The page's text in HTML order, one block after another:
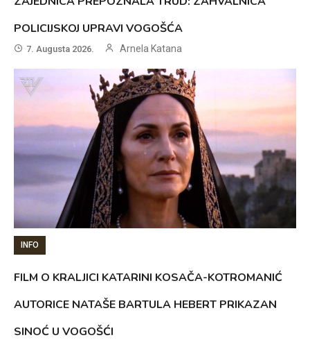
POLICIJSKOJ UPRAVI VOGOŠĆA
7. Augusta 2026. Arnela Katana
INFO
FILM O KRALJICI KATARINI KOSAČA-KOTROMANIĆ
AUTORICE NATAŠE BARTULA HEBERT PRIKAZAN
SINOĆ U VOGOŠĆI